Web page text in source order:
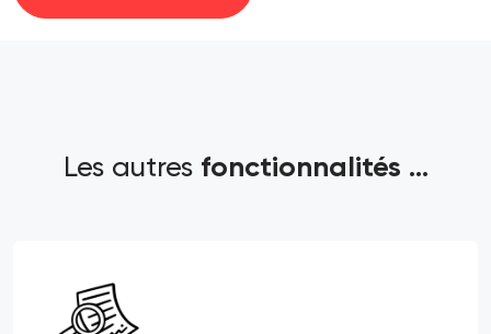
Les autres fonctionnalités ...